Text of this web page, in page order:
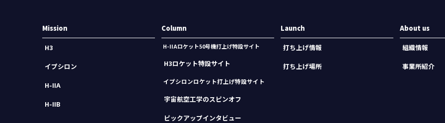
Mission
H3
イプシロン
H-IIA
H-IIB
Column
H-IIAロケット50号機打上げ特設サイト
H3ロケット特設サイト
イプシロンロケット打上げ特設サイト
宇宙航空工学のスピンオフ
ピックアップインタビュー
Launch
打ち上げ情報
打ち上げ場所
About us
組織情報
事業所紹介